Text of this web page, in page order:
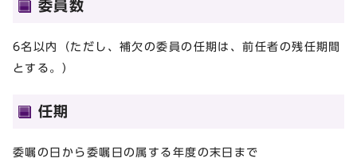
委員数
6名以内（ただし、補欠の委員の任期は、前任者の残任期間
とする。）
任期
委嘱の日から委嘱日の属する年度の末日まで